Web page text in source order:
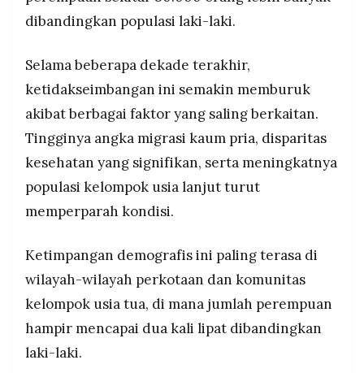
PRAMUDITA
©
Resolusi.co
2026
RESOLUSI
PRAMUDITA
diri yang tinggi.
Muncul fenomena "sewa suami per jam" sebagai
sediakan jasa pria untuk pekerjaan rumah
tangga, diterima luas sebagai solusi praktis
menghadapi realitas demografis yang tidak
seimbang.
dibandingkan populasi laki-laki.
Selama beberapa dekade terakhir,
ketidakseimbangan ini semakin memburuk
akibat berbagai faktor yang saling berkaitan.
Tingginya angka migrasi kaum pria, disparitas
kesehatan yang signifikan, serta meningkatnya
populasi kelompok usia lanjut turut
memperparah kondisi.
Ketimpangan demografis ini paling terasa di
wilayah-wilayah perkotaan dan komunitas
kelompok usia tua, di mana jumlah perempuan
hampir mencapai dua kali lipat dibandingkan
laki-laki.